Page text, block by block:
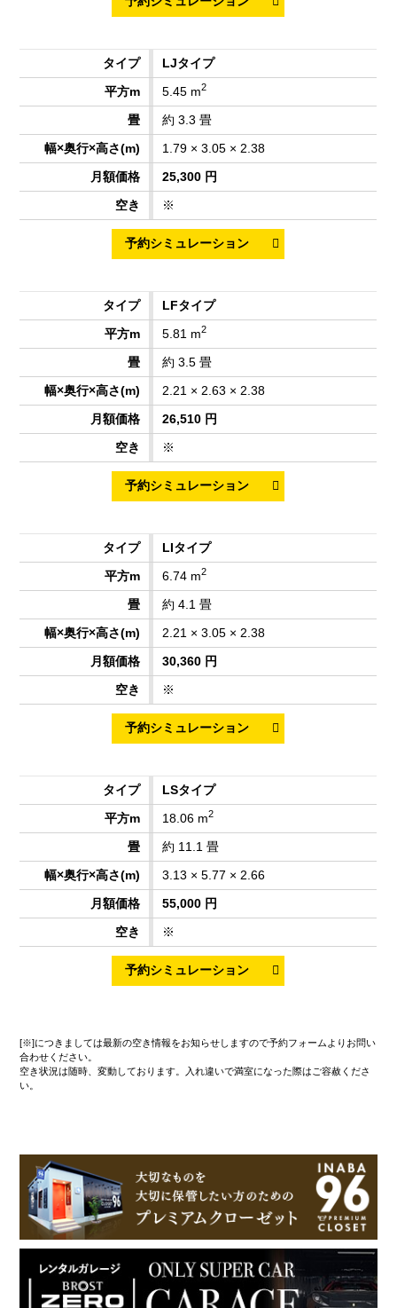
LJタイプ
5.45 m2
約 3.3 畳
1.79 × 3.05 × 2.38
25,300 円
※
LFタイプ
5.81 m2
約 3.5 畳
2.21 × 2.63 × 2.38
26,510 円
※
LIタイプ
6.74 m2
約 4.1 畳
2.21 × 3.05 × 2.38
30,360 円
※
LSタイプ
18.06 m2
約 11.1 畳
3.13 × 5.77 × 2.66
55,000 円
※
[※]につきましては最新の空き情報をお知らせしますので予約フォームよりお問い
合わせください。
空き状況は随時、変動しております。入れ違いで満室になった際はご容赦くださ
い。